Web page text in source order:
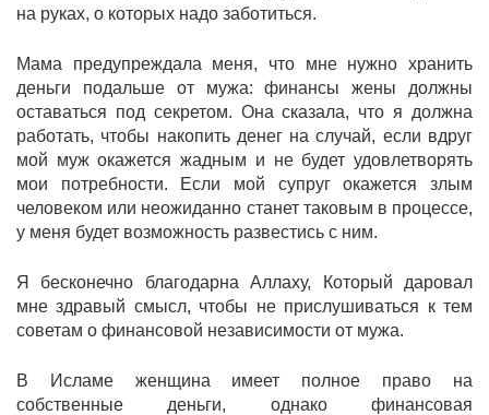
на руках, о которых надо заботиться.
Мама предупреждала меня, что мне нужно хранить
деньги подальше от мужа: финансы жены должны
оставаться под секретом. Она сказала, что я должна
работать, чтобы накопить денег на случай, если вдруг
мой муж окажется жадным и не будет удовлетворять
мои потребности. Если мой супруг окажется злым
человеком или неожиданно станет таковым в процессе,
у меня будет возможность развестись с ним.
Я бесконечно благодарна Аллаху, Который даровал
мне здравый смысл, чтобы не прислушиваться к тем
советам о финансовой независимости от мужа.
В Исламе женщина имеет полное право на
собственные деньги, однако финансовая